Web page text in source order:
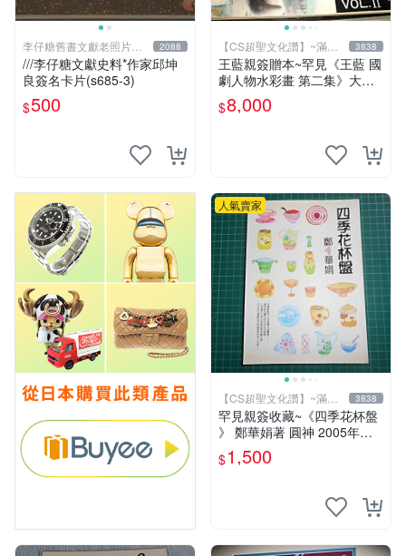
李仔糖舊書文獻老照片名
人收藏館
2088
///李仔糖文獻史料*作家邱坤
良簽名卡片(s685-3)
$500
【CS超聖文化讚】~滿千
元送運
3838
王藍親簽贈本~罕見《王藍 國
劇人物水彩畫 第二集》大本
【 CS超聖文化讚】
$8,000
人氣賣家
【CS超聖文化讚】~滿千
元送運
3838
罕見親簽收藏~《四季花杯盤
》 鄭華娟著 圓神 2005年初
版【CS超聖文化2讚】
$1,500